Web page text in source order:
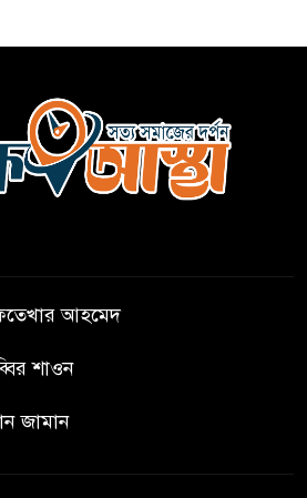
অবস্থানে আছে ছাত্রদল
হযরত শাহজালাল বিমানবন্দরে
কিশোর
ভারত থেকে আসছে ২ দশমিক ৩
মেট্রিক টন টিয়ার শেল
আহমেদ
শাওন
জামান